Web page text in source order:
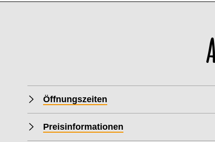
Öffnungszeiten
Preisinformationen